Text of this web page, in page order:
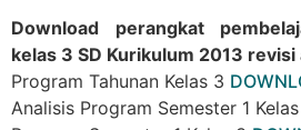
Download perangkat
kelas 3 SD Kurikulum 2013 revisi
Program Tahunan Kelas 3
Analisis Program Semester 1